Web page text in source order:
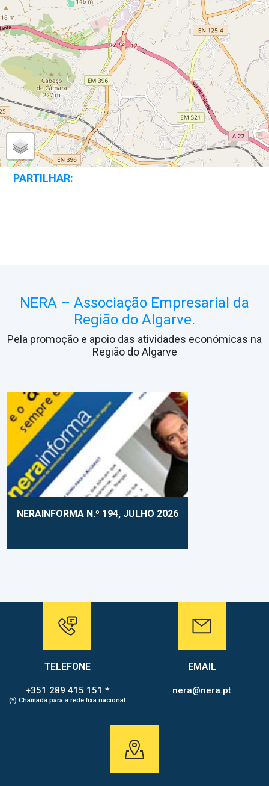
PARTILHAR:
NERA – Associação Empresarial da
Região do Algarve.
Pela promoção e apoio das atividades económicas na
Região do Algarve
NERAINFORMA N.º 194, JULHO 2026
TELEFONE
+351 289 415 151 *
(*) Chamada para a rede fixa nacional
EMAIL
nera@nera.pt